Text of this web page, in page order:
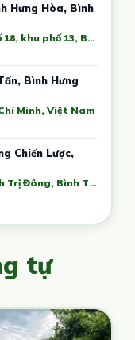
Hưng Hòa, Bình
4.7 Tỷ · 104/116/3 Đường số 18, khu phố 13, Bình Hưng Hòa, Bình Tân, Hồ Chí Minh, Việt Nam
Bình Hưng
Minh, Việt Nam
Chiến Lược,
6.2 Tỷ · 28 Chiến Lược, Bình Trị Đông, Bình Tân, Hồ Chí Minh, Việt Nam
tự